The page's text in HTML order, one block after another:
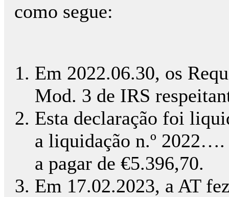
como segue:
Em 2022.06.30, os
Mod. 3 de IRS
Esta declaração foi
a liquidação n.º
a pagar de €5.396,70.
Em 17.02.2023, a AT